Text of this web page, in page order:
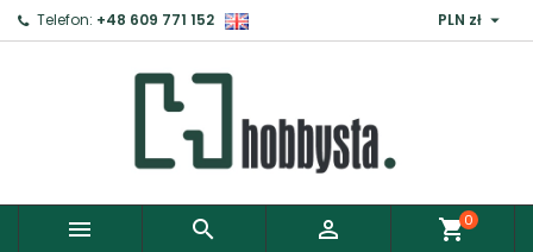
Telefon: +48 609 771 152 PLN zł 
   shopping_cart0
Zaloguj ×
Aby zapisać produkty do Schowka, musisz się
Anuluj Zaloguj